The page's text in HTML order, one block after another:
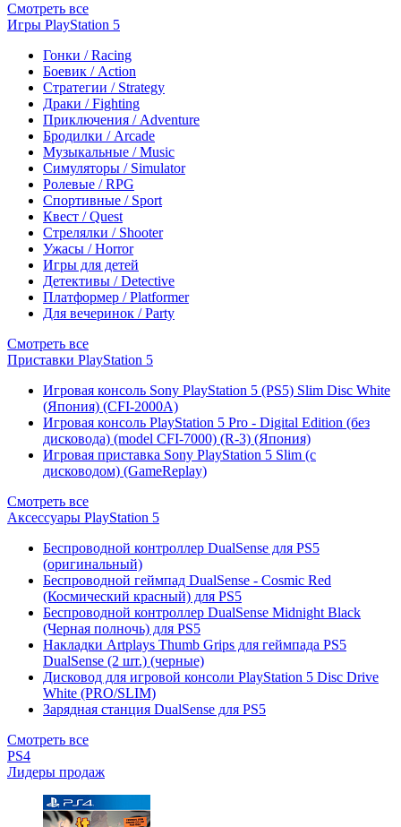
Смотреть все
Игры PlayStation 5
Гонки / Racing
Боевик / Action
Стратегии / Strategy
Драки / Fighting
Приключения / Adventure
Бродилки / Arcade
Музыкальные / Music
Симуляторы / Simulator
Ролевые / RPG
Спортивные / Sport
Квест / Quest
Стрелялки / Shooter
Ужасы / Horror
Игры для детей
Детективы / Detective
Платформер / Platformer
Для вечеринок / Party
Смотреть все
Приставки PlayStation 5
Игровая консоль Sony PlayStation 5 (PS5) Slim Disc White
(Япония) (CFI-2000A)
Игровая консоль PlayStation 5 Pro - Digital Edition (без
дисковода) (model CFI-7000) (R-3) (Япония)
Игровая приставка Sony PlayStation 5 Slim (с
дисководом) (GameReplay)
Смотреть все
Аксессуары PlayStation 5
Беспроводной контроллер DualSense для PS5
(оригинальный)
Беспроводной геймпад DualSense - Cosmic Red
(Космический красный) для PS5
Беспроводной контроллер DualSense Midnight Black
(Черная полночь) для PS5
Накладки Artplays Thumb Grips для геймпада PS5
DualSense (2 шт.) (черные)
Дисковод для игровой консоли PlayStation 5 Disc Drive
White (PRO/SLIM)
Зарядная станция DualSense для PS5
Смотреть все
PS4
Лидеры продаж